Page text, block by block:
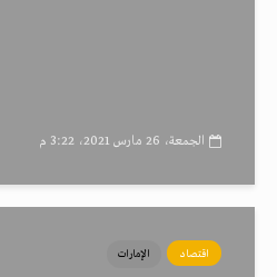
الجمعة، 26 مارس 2021، 3:22 م
اقتصاد الإمارات